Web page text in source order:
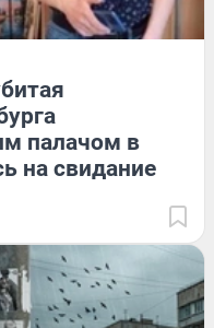
палачом в
на свидание